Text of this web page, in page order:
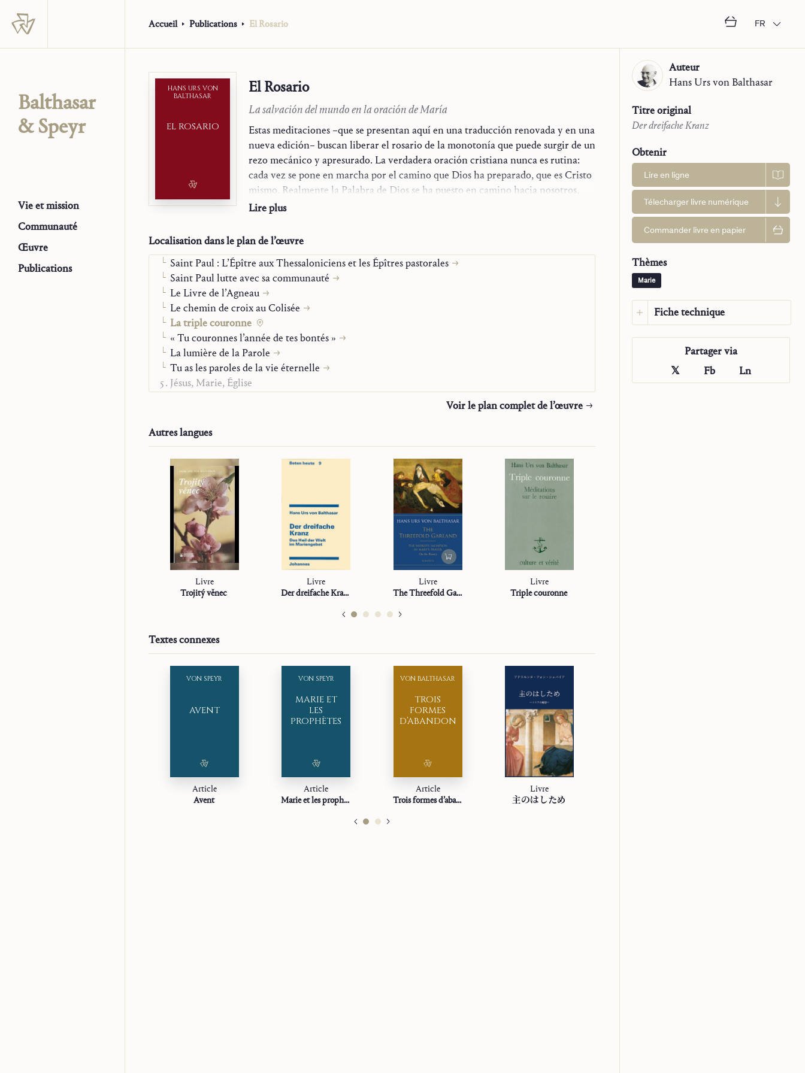
Balthasar
& Speyr
Vie et mission
Communauté
Œuvre
Publications
Accueil Publications El Rosario FR
EL ROSARIO
HANS URS VON
BALTHASAR
El Rosario
La salvación del mundo en la oración de María
Estas meditaciones –que se presentan aquí en una traducción renovada y en una
nueva edición– buscan liberar el rosario de la monotonía que puede surgir de un
rezo mecánico y apresurado. La verdadera oración cristiana nunca es rutina:
cada vez se pone en marcha por el camino que Dios ha preparado, que es Cristo
mismo. Realmente la Palabra de Dios se ha puesto en camino hacia nosotros,
realmente ha sido acogida entre nosotros y ha habitado con nosotros, y no ha
salvación realizada por Cristo. En este acontecimiento ocupa un lugar central la
carne en su seno y poner toda su sustancia a disposición del plan de salvación de
Dios. Y en este acontecimiento se nos invita a entrar contemplando con la
Madre la vida del Hijo.
Lire plus
Auteur
Hans Ursvon Balthasar
Titre original
Der dreifache Kranz
Obtenir
Lire en ligne
Télecharger livre numérique
Commander livre en papier
Thèmes
Marie
Fiche technique
Langue : Espagnol
Langue d’origine : Allemand
978-1-63674-096-6
Maison d’édition : Saint John
Partager via
𝕏
Fb Ln
Localisation dans le plan de l’œuvre
La Trilogie
Parole et contemplation
La prière contemplative
Méditer en chrétien
Nativité et adoration
« Venez et voyez »
Saint Paul : L’Épître aux Thessaloniciens et les Épîtres pastorales
Saint Paul lutte avec sa communauté
Le Livre de l’Agneau
Le chemin de croix au Colisée
La triple couronne
« Tu couronnes l’année de tes bontés »
La lumière de la Parole
Tu as les paroles de la vie éternelle
Jésus, Marie, Église
Sur la mission
Voir le plan complet de l’œuvre
Autres langues
Livre
Trojitý věnec
Livre
Der dreifache Kranz
Livre
The Threefold Garland
Livre
Triple couronne
Textes connexes
AVENT
VON SPEYR
Article
Avent
MARIE ET
LES
PROPHÈTES
VON SPEYR
Article
Marie et les prophètes
TROIS
FORMES
D’ABANDON
VON BALTHASAR
Article
Trois formes d’abandon
Livre
主のはしため